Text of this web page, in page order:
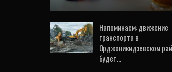
Напоминаем: движение
транспорта в
Орджоникидзевском
будет…